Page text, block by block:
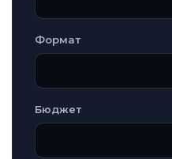
Формат
Бюджет